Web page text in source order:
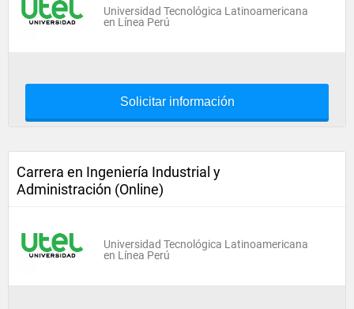
Universidad Tecnológica Latinoamericana
en Línea Perú
Solicitar información
Carrera en Ingeniería Industrial y
Administración (Online)
Universidad Tecnológica Latinoamericana
en Línea Perú